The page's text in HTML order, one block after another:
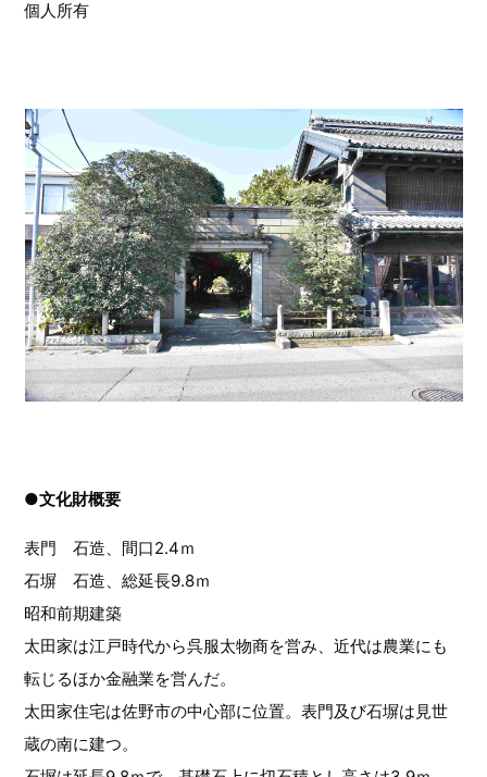
個人所有
●文化財概要
表門 石造、間口2.4ｍ
石塀 石造、総延長9.8ｍ
昭和前期建築
太田家は江戸時代から呉服太物商を営み、近代は農業にも
転じるほか金融業を営んだ。
太田家住宅は佐野市の中心部に位置。表門及び石塀は見世
蔵の南に建つ。